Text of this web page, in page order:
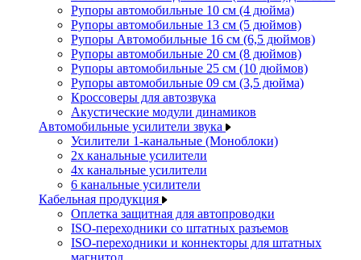
Рупоры автомобильные 10 см (4 дюйма)
Рупоры автомобильные 13 см (5 дюймов)
Рупоры Автомобильные 16 см (6,5 дюймов)
Рупоры автомобильные 20 см (8 дюймов)
Рупоры автомобильные 25 см (10 дюймов)
Рупоры автомобильные 09 см (3,5 дюйма)
Кроссоверы для автозвука
Акустические модули динамиков
Автомобильные усилители звука
Усилители 1-канальные (Моноблоки)
2х канальные усилители
4х канальные усилители
6 канальные усилители
Кабельная продукция
Оплетка защитная для автопроводки
ISO-переходники со штатных разъемов
ISO-переходники и коннекторы для штатных
магнитол